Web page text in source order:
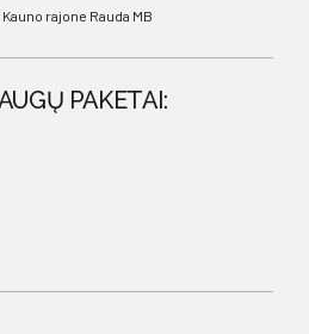
rajone Rauda MB
PAKETAI: